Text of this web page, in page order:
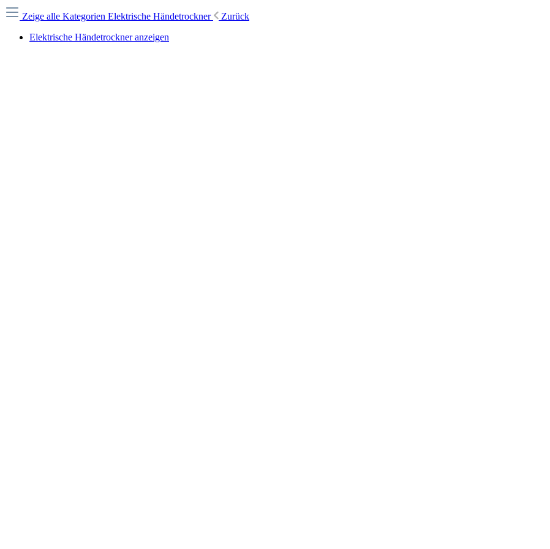
Zeige alle Kategorien Elektrische Händetrockner
Zurück
Elektrische Händetrockner anzeigen